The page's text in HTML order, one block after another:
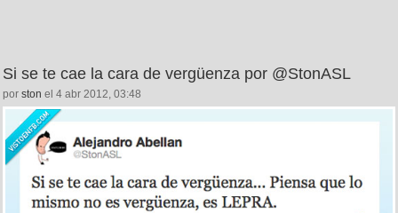
Si se te cae la cara de vergüenza por @StonASL
por ston el 4 abr 2012, 03:48